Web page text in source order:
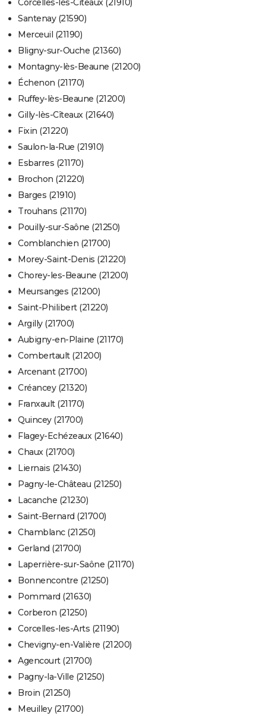
Corcelles-lès-Cîteaux (21910)
Santenay (21590)
Merceuil (21190)
Bligny-sur-Ouche (21360)
Montagny-lès-Beaune (21200)
Échenon (21170)
Ruffey-lès-Beaune (21200)
Gilly-lès-Cîteaux (21640)
Fixin (21220)
Saulon-la-Rue (21910)
Esbarres (21170)
Brochon (21220)
Barges (21910)
Trouhans (21170)
Pouilly-sur-Saône (21250)
Comblanchien (21700)
Morey-Saint-Denis (21220)
Chorey-les-Beaune (21200)
Meursanges (21200)
Saint-Philibert (21220)
Argilly (21700)
Aubigny-en-Plaine (21170)
Combertault (21200)
Arcenant (21700)
Créancey (21320)
Franxault (21170)
Quincey (21700)
Flagey-Echézeaux (21640)
Chaux (21700)
Liernais (21430)
Pagny-le-Château (21250)
Lacanche (21230)
Saint-Bernard (21700)
Chamblanc (21250)
Gerland (21700)
Laperrière-sur-Saône (21170)
Bonnencontre (21250)
Pommard (21630)
Corberon (21250)
Corcelles-les-Arts (21190)
Chevigny-en-Valière (21200)
Agencourt (21700)
Pagny-la-Ville (21250)
Broin (21250)
Meuilley (21700)